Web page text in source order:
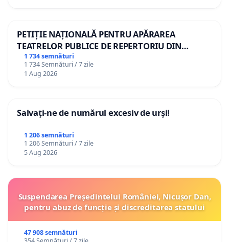
PETIȚIE NAȚIONALĂ PENTRU APĂRAREA
TEATRELOR PUBLICE DE REPERTORIU DIN
ROMÂNIA
1 734 semnături
1 734 Semnături / 7 zile
1 Aug 2026
Salvați-ne de numărul excesiv de urși!
1 206 semnături
1 206 Semnături / 7 zile
5 Aug 2026
Suspendarea Președintelui României, Nicușor Dan,
pentru abuz de funcție și discreditarea statului
47 908 semnături